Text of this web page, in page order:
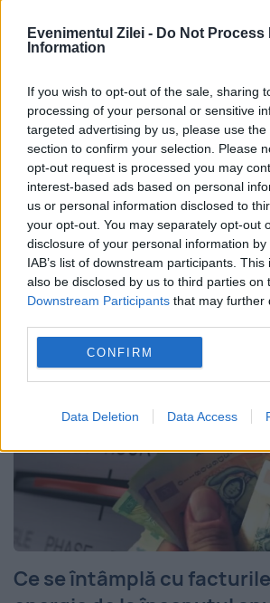
Evenimentul Zilei - Do Not Process
Information
If you wish to opt-out of the sale, sharing
processing of your personal or sensitive
targeted advertising by us, please use
section to confirm your selection. Please
opt-out request is processed you may
interest-based ads based on personal
us or personal information disclosed to
your opt-out. You may separately opt-out
disclosure of your personal information
IAB’s list of downstream participants.
also be disclosed by us to third parties on
Downstream Participants that may further
CONFIRM
Data Deletion Data Access
Vânzarea ENEL România
până în iunie: „Am
preferat”
15 FEBRUARIE 2023
Compania italiană ENEL se
vândă afacerile din România
lunii iunie. Reprezentanții
negociază cu cei ai PPC din
tranzacției fiind estimată de
Ce se întâmplă cu